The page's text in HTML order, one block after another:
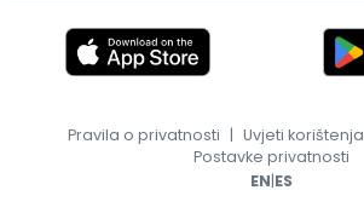
Pravila o privatnosti | Uvjeti korištenja
Postavke privatnosti
EN|ES